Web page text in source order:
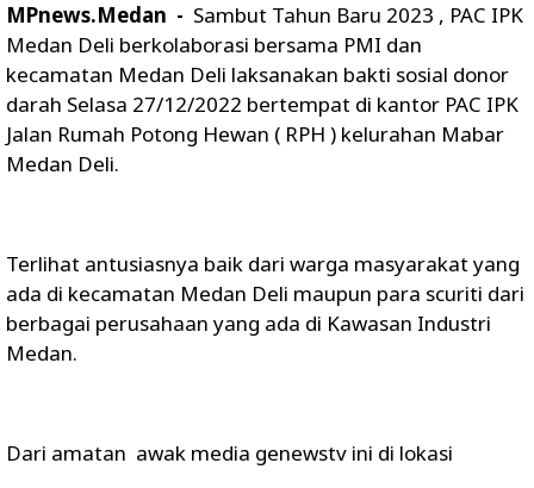
MPnews.Medan - Sambut Tahun Baru 2023 , PAC IPK
Medan Deli berkolaborasi bersama PMI dan
kecamatan Medan Deli laksanakan bakti sosial donor
darah Selasa 27/12/2022 bertempat di kantor PAC IPK
Jalan Rumah Potong Hewan ( RPH ) kelurahan Mabar
Medan Deli.
Terlihat antusiasnya baik dari warga masyarakat yang
ada di kecamatan Medan Deli maupun para scuriti dari
berbagai perusahaan yang ada di Kawasan Industri
Medan.
Dari amatan awak media genewstv ini di lokasi